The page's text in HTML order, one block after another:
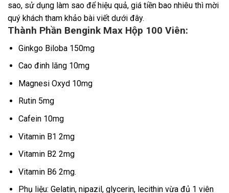
sao, sử dụng làm sao để hiệu quả, giá tiền bao nhiêu thì mời
quý khách tham khảo bài viết dưới đây.
Thành Phần Bengink Max Hộp 100 Viên:
Ginkgo Biloba 150mg
Cao đinh lăng 10mg
Magnesi Oxyd 10mg
Rutin 5mg
Cafein 10mg
Vitamin B1 2mg
Vitamin B2 2mg
Vitamin B6 2mg.
Phụ liệu: Gelatin, nipazil, glycerin, lecithin vừa đủ 1 viên